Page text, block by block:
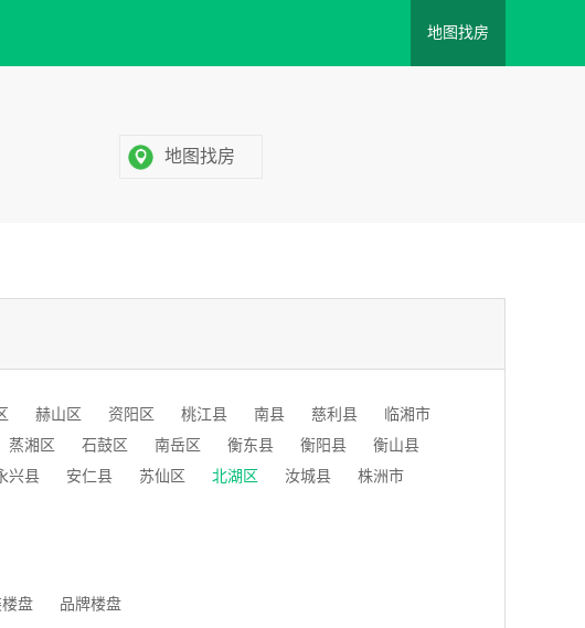
地图找房
地图找房
赫山区 资阳区 桃江县 南县 慈利县
临湘市
蒸湘区 石鼓区 南岳区 衡东县 衡阳县
衡山县
兴县 安仁县 苏仙区 北湖区 汝城县
株洲市
盘 品牌楼盘